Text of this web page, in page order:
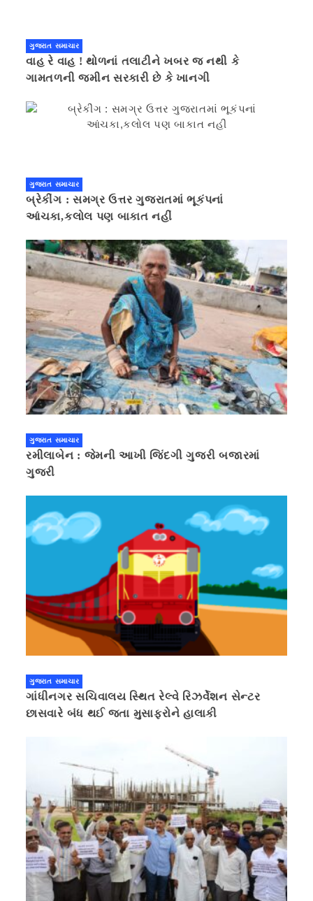
ગુજરાત સમાચાર
વાહ રે વાહ ! થોળનાં તલાટીને ખબર જ નથી કે
ગામતળની જમીન સરકારી છે કે ખાનગી
ગુજરાત સમાચાર
બ્રેકીંગ : સમગ્ર ઉત્તર ગુજરાતમાં ભૂકંપનાં
આંચકા,કલોલ પણ બાકાત નહીં
ગુજરાત સમાચાર
રમીલાબેન : જેમની આખી જિંદગી ગુજરી બજારમાં
ગુજરી
ગુજરાત સમાચાર
ગાંધીનગર સચિવાલય સ્થિત રેલ્વે રિઝર્વેશન સેન્ટર
છાસવારે બંધ થઈ જતા મુસાફરોને હાલાકી